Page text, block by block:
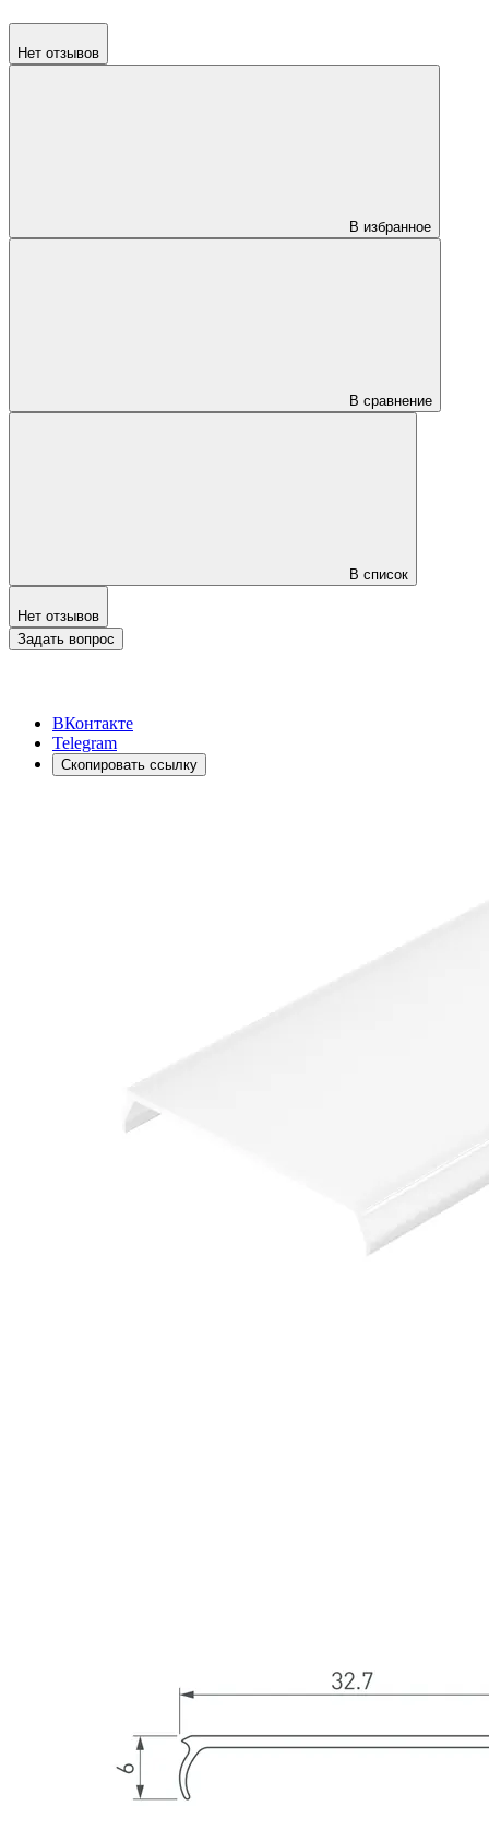
Нет отзывов
В избранное
В сравнение
В список
Нет отзывов
Задать вопрос
ВКонтакте
Telegram
Скопировать ссылку